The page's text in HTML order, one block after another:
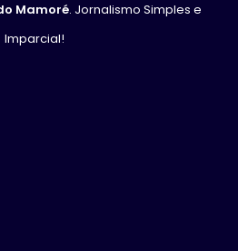
Mamoré. Jornalismo Simples e
Imparcial!